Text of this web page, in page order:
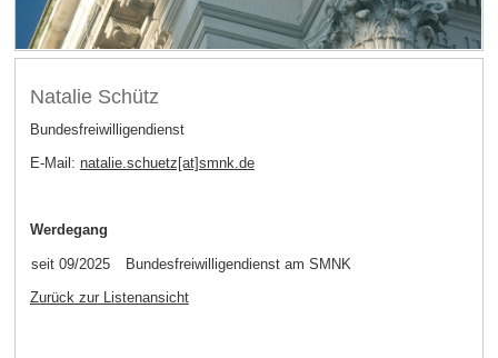
Natalie Schütz
Bundesfreiwilligendienst
E-Mail: natalie.schuetz[at]smnk.de
Werdegang
seit 09/2025 Bundesfreiwilligendienst am SMNK
Zurück zur Listenansicht